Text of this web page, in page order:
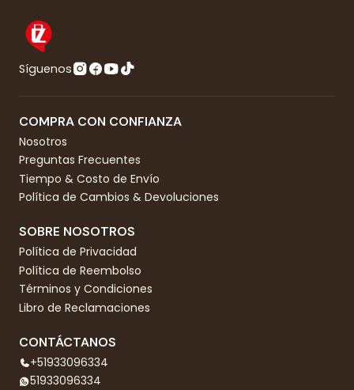
Síguenos
COMPRA CON CONFIANZA
Nosotros
Preguntas Frecuentes
Tiempo & Costo de Envío
Política de Cambios & Devoluciones
SOBRE NOSOTROS
Política de Privacidad
Política de Reembolso
Términos y Condiciones
Libro de Reclamaciones
CONTÁCTANOS
+51933096334
51933096334